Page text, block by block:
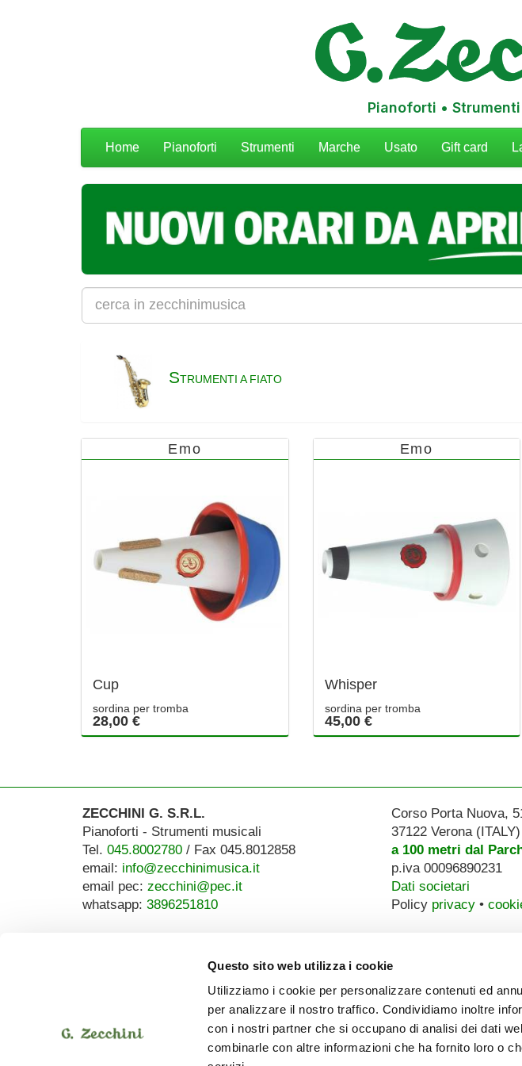
Questo sito web utilizza i cookie
Utilizziamo i cookie per personalizzare contenuti ed
per analizzare il nostro traffico. Condividiamo inoltre
con i nostri partner che si occupano di analisi dei dati
combinarle con altre informazioni che ha fornito loro o
Pianoforti •
navigazione
Home Pianoforti Strumenti Marche Usato Gift card
STRUMENTI A FIATO
Emo
Cup
sordina per tromba
28,00 €
Emo
Whisper
sordina per tromba
45,00 €
ZECCHINI G. S.R.L.
Pianoforti - Strumenti musicali
Tel. 045.8002780/ Fax 045.8012858
email: info@zecchinimusica.it
email pec: zecchini@pec.it
whatsapp: 3896251810
Corso Porta Nuova,
37122 Verona (ITALY)
a 100 metri dal
p.iva 00096890231
Dati societari
Policy privacy•